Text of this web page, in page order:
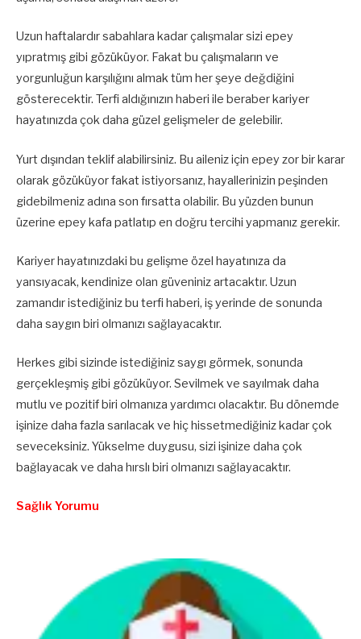
Uzun haftalardır sabahlara kadar çalışmalar sizi epey
yıpratmış gibi gözüküyor. Fakat bu çalışmaların ve
yorgunluğun karşılığını almak tüm her şeye değdiğini
gösterecektir. Terfi aldığınızın haberi ile beraber kariyer
hayatınızda çok daha güzel gelişmeler de gelebilir.
Yurt dışından teklif alabilirsiniz. Bu aileniz için epey zor bir karar
olarak gözüküyor fakat istiyorsanız, hayallerinizin peşinden
gidebilmeniz adına son fırsatta olabilir. Bu yüzden bunun
üzerine epey kafa patlatıp en doğru tercihi yapmanız gerekir.
Kariyer hayatınızdaki bu gelişme özel hayatınıza da
yansıyacak, kendinize olan güveniniz artacaktır. Uzun
zamandır istediğiniz bu terfi haberi, iş yerinde de sonunda
daha saygın biri olmanızı sağlayacaktır.
Herkes gibi sizinde istediğiniz saygı görmek, sonunda
gerçekleşmiş gibi gözüküyor. Sevilmek ve sayılmak daha
mutlu ve pozitif biri olmanıza yardımcı olacaktır. Bu dönemde
işinize daha fazla sarılacak ve hiç hissetmediğiniz kadar çok
seveceksiniz. Yükselme duygusu, sizi işinize daha çok
bağlayacak ve daha hırslı biri olmanızı sağlayacaktır.
Sağlık Yorumu